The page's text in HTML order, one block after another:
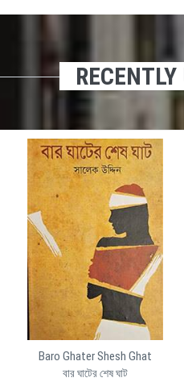
Baro Ghater Shesh Ghat
বার ঘাটের শেষ ঘাট